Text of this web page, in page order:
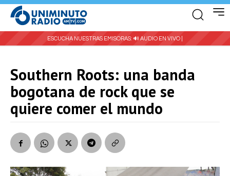
ESCUCHA NUESTRAS EMISORAS: 🔊 AUDIO EN VIVO |
Southern Roots: una banda
bogotana de rock que se
quiere comer el mundo